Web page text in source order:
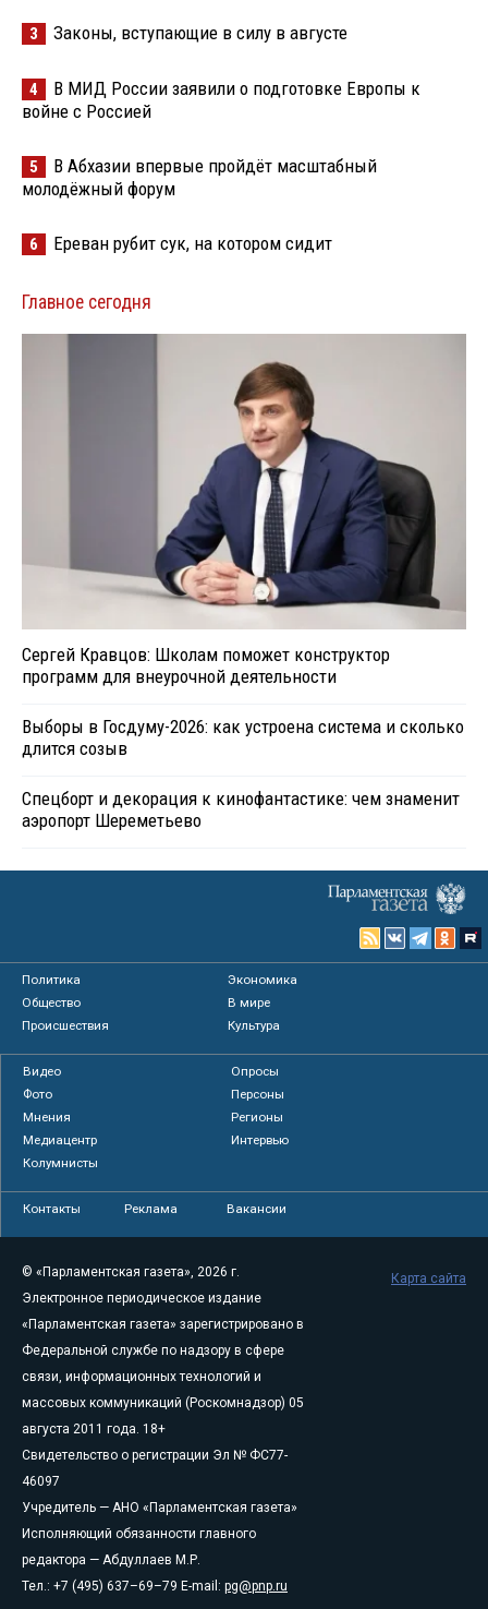
3 Законы, вступающие в силу в августе
4
В МИД России заявили о подготовке Европы к
войне с Россией
5
В Абхазии впервые пройдёт масштабный
молодёжный форум
6 Ереван рубит сук, на котором сидит
Главное сегодня
Сергей Кравцов: Школам поможет конструктор
программ для внеурочной деятельности
Выборы в Госдуму-2026: как устроена система и сколько
длится созыв
Спецборт и декорация к кинофантастике: чем знаменит
аэропорт Шереметьево
Политика
Экономика
Общество
В мире
Происшествия
Культура
Видео
Опросы
Фото
Персоны
Мнения
Регионы
Медиацентр
Интервью
Колумнисты
Контакты Реклама Вакансии
© «Парламентская газета», 2026 г.
Электронное периодическое издание
«Парламентская газета» зарегистрировано в
Федеральной службе по надзору в сфере
связи, информационных технологий и
массовых коммуникаций (Роскомнадзор) 05
августа 2011 года. 18+
Свидетельство о регистрации Эл № ФС77-
46097
Учредитель — АНО «Парламентская газета»
Исполняющий обязанности главного
редактора — Абдуллаев М.Р.
Тел.: +7 (495) 637–69–79 E-mail: pg@pnp.ru
Карта сайта